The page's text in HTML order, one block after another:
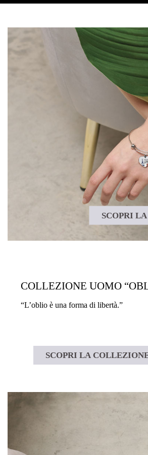
SCOPRI
COLLEZIONE UOMO
“L’oblio è una forma di libertà.”
SCOPRI LA